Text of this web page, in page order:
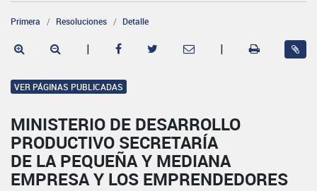
Primera Resoluciones Detalle
| |
VER PÁGINAS PUBLICADAS
MINISTERIO DE DESARROLLO
PRODUCTIVO SECRETARÍA
DE LA PEQUEÑA Y MEDIANA
EMPRESA Y LOS EMPRENDEDORES